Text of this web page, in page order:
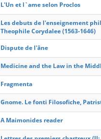
L'Un et l`ame selon Proclos
Les debuts de l'enseignement
Theophile Corydalee (1563-1646)
Dispute de l'âne
Medicine and the Law in the
Fragmenta
Gnome. Le fonti Filosofiche,
A Maimonides reader